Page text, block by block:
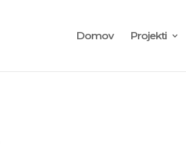
Domov Projekti